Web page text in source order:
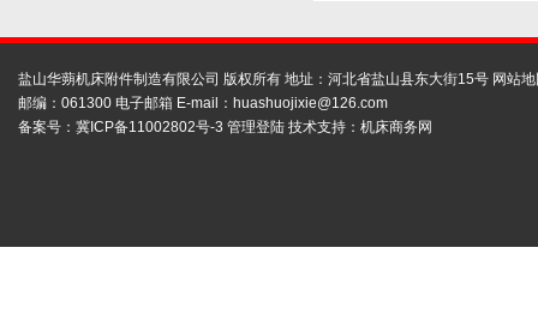
盐山华蒴机床附件制造有限公司 版权所有 地址：河北省盐山县东大街15号 网站
邮编：061300 电子邮箱 E-mail： huashuojixie@126.com
备案号： 冀ICP备11002802号-3 管理登陆 技术支持： 机床商务网